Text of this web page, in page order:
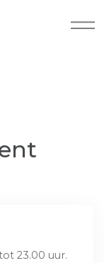
23.00 uur.